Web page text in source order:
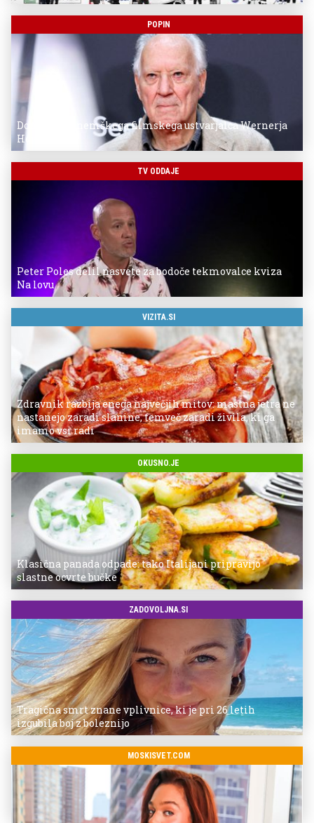
POPIN
Donostia za nemškega filmskega ustvarjalca Wernerja
Herzoga
TV ODDAJE
Peter Poles delil nasvete za bodoče tekmovalce kviza
Na lovu
VIZITA.SI
Zdravnik razbija enega največjih mitov: mastna jetra ne
nastanejo zaradi slanine, temveč zaradi živila, ki ga
imamo vsi radi
OKUSNO.JE
Klasična panada odpade: tako Italijani pripravijo
slastne ocvrte bučke
ZADOVOLJNA.SI
Tragična smrt znane vplivnice, ki je pri 26 letih
izgubila boj z boleznijo
MOSKISVET.COM